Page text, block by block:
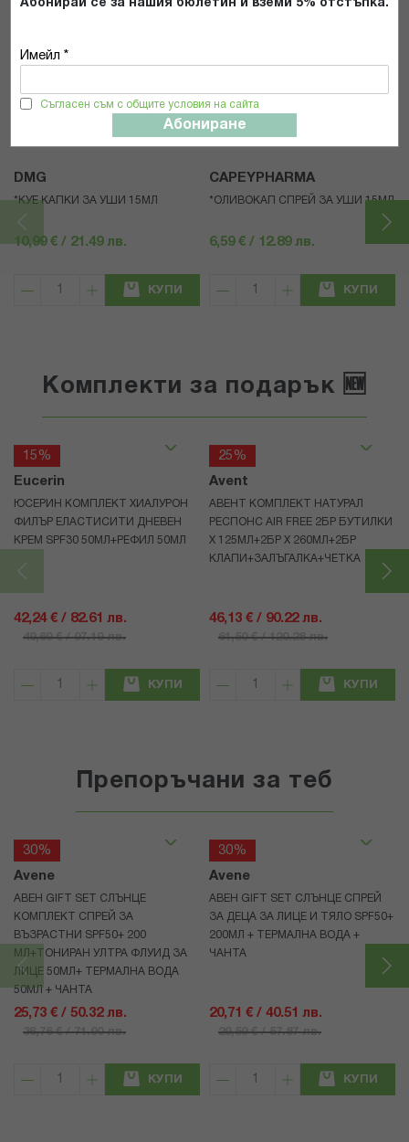
Абонирай се за нашия бюлетин и вземи 5% отстъпка.
Имейл *
Съгласен съм с общите условия на сайта
Абониране
DMG
*КУЕ КАПКИ ЗА УШИ 15МЛ
10,99 € / 21.49 лв.
КУПИ
CAPEYPHARMA
*ОЛИВОКАП СПРЕЙ ЗА УШИ 15МЛ
6,59 € / 12.89 лв.
КУПИ
Комплекти за подарък 🆕
15%
Eucerin
ЮСЕРИН КОМПЛЕКТ ХИАЛУРОН
ФИЛЪР ЕЛАСТИСИТИ ДНЕВЕН
КРЕМ SPF30 50МЛ+РЕФИЛ 50МЛ
42,24 € / 82.61 лв.
49,69 € / 97.19 лв.
КУПИ
25%
Avent
АВЕНТ КОМПЛЕКТ НАТУРАЛ
РЕСПОНС AIR FREE 2БР БУТИЛКИ
Х 125МЛ+2БР Х 260МЛ+2БР
КЛАПИ+ЗАЛЪГАЛКА+ЧЕТКА
46,13 € / 90.22 лв.
61,50 € / 120.28 лв.
КУПИ
Препоръчани за теб
30%
Avene
АВЕН GIFT SET СЛЪНЦЕ
КОМПЛЕКТ СПРЕЙ ЗА
ВЪЗРАСТНИ SPF50+ 200
МЛ+ТОНИРАН УЛТРА ФЛУИД ЗА
ЛИЦЕ 50МЛ+ ТЕРМАЛНА ВОДА
50МЛ + ЧАНТА
25,73 € / 50.32 лв.
36,76 € / 71.90 лв.
КУПИ
30%
Avene
АВЕН GIFT SET СЛЪНЦЕ СПРЕЙ
ЗА ДЕЦА ЗА ЛИЦЕ И ТЯЛО SPF50+
200МЛ + ТЕРМАЛНА ВОДА +
ЧАНТА
20,71 € / 40.51 лв.
29,59 € / 57.87 лв.
КУПИ